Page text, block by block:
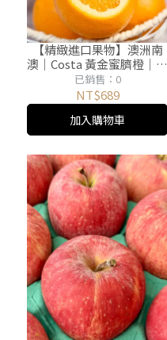
【精緻進口果物】澳洲南
澳｜Costa 黃金蜜臍橙｜蜜
甜爆汁無籽好入口｜一袋
20顆
已銷售：0
NT$689
加入購物車